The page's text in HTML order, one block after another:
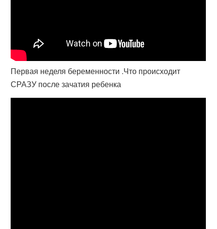
Первая неделя беременности .Что происходит
СРАЗУ после зачатия ребенка